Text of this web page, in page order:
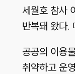
세월호 참사
반복돼 왔다.
공공의 이용
취약하고 운